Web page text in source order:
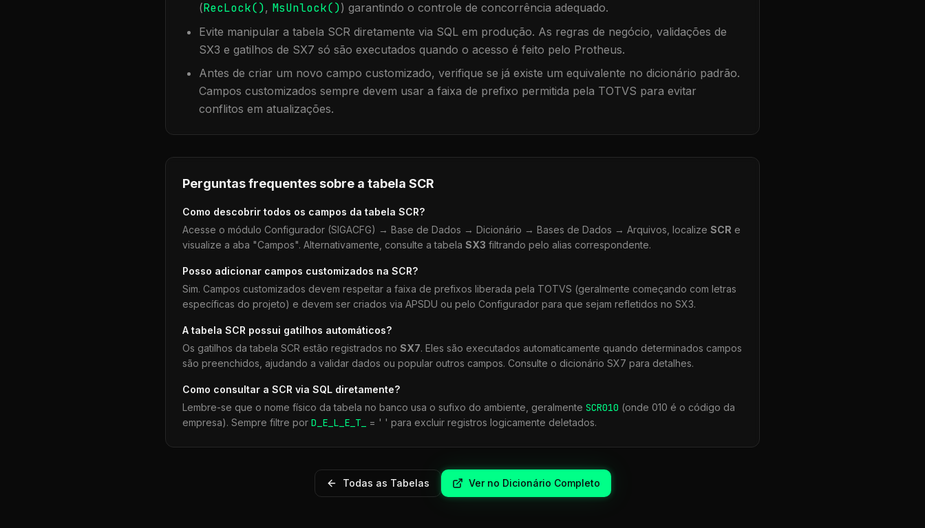
(RecLock(), MsUnlock()) garantindo o controle de concorrência adequado.
Evite manipular a tabela SCR diretamente via SQL em produção. As regras de negócio, validações de
SX3 e gatilhos de SX7 só são executados quando o acesso é feito pelo Protheus.
Antes de criar um novo campo customizado, verifique se já existe um equivalente no dicionário padrão.
Campos customizados sempre devem usar a faixa de prefixo permitida pela TOTVS para evitar
conflitos em atualizações.
Perguntas frequentes sobre a tabela SCR
Como descobrir todos os campos da tabela SCR?
Acesse o módulo Configurador (SIGACFG) → Base de Dados → Dicionário → Bases de Dados → Arquivos, localize SCR e
visualize a aba "Campos". Alternativamente, consulte a tabela SX3 filtrando pelo alias correspondente.
Posso adicionar campos customizados na SCR?
Sim. Campos customizados devem respeitar a faixa de prefixos liberada pela TOTVS (geralmente começando com letras
específicas do projeto) e devem ser criados via APSDU ou pelo Configurador para que sejam refletidos no SX3.
A tabela SCR possui gatilhos automáticos?
Os gatilhos da tabela SCR estão registrados no SX7. Eles são executados automaticamente quando determinados campos
são preenchidos, ajudando a validar dados ou popular outros campos. Consulte o dicionário SX7 para detalhes.
Como consultar a SCR via SQL diretamente?
Lembre-se que o nome físico da tabela no banco usa o sufixo do ambiente, geralmente SCR010 (onde 010 é o código da
empresa). Sempre filtre por D_E_L_E_T_ = ' ' para excluir registros logicamente deletados.
Todas as Tabelas Ver no Dicionário Completo